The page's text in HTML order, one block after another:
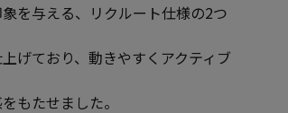
を与える、リクルート仕様の2つ
げており、動きやすくアクティブ
もたせました。